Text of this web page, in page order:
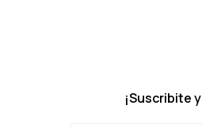
¡Suscribite